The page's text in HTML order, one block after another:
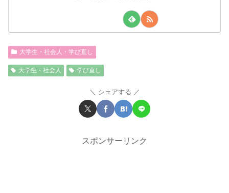
大学生・社会人・学び直し
大学生・社会人 学び直し
シェアする
スポンサーリンク